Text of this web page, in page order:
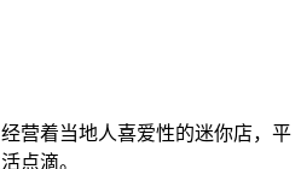
营着当地人喜爱性的迷你店，平
点滴。